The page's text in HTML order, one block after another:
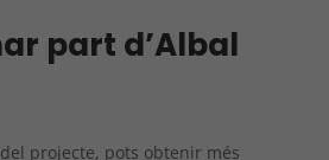
part d’Albal
projecte, pots obtenir més